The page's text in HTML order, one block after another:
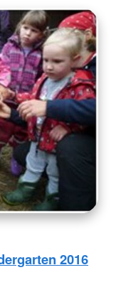
2016